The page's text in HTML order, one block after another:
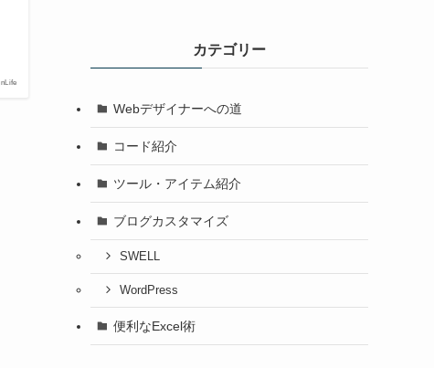
書計算がラクラクできるExcel
ファイルを紹介！
便利なExcel術
Pro→SWELLへ移行した理由
と価格比較
Webデザイナーへの道
カテゴリー
Webデザイナーへの道